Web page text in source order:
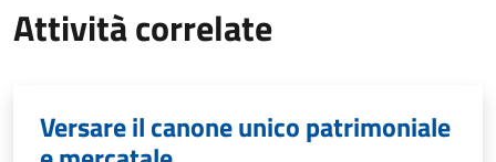
Attività correlate
Versare il canone unico patrimoniale